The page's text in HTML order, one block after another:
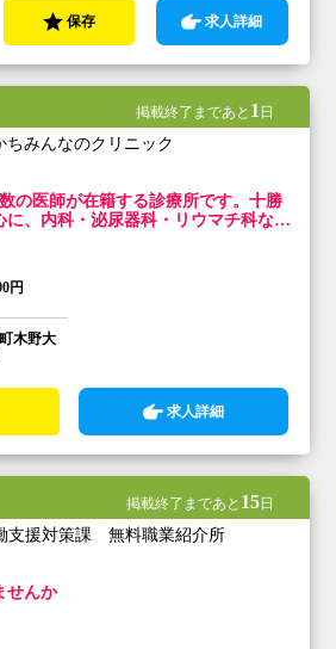
保存 求人詳細
掲載終了まであと 1 日
みんなのクリニック
の医師が在籍する診療所です。十勝
に、内科・泌尿器科・リウマチ科など
円
木野大
求人詳細
掲載終了まであと 15日
支援対策課 無料職業紹介所
せんか